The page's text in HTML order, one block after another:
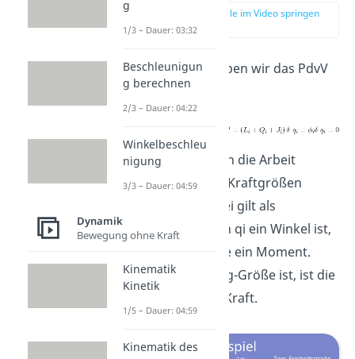
zur Stelle im Video springen
(01:03)
Allgemein schreiben wir das PdvV
als:
Li, Qi und Ji fassen die Arbeit
verursachenden Kraftgrößen
zusammen. Dabei gilt als
Faustregel: Wenn qi ein Winkel ist,
ist die Kraftgröße ein Moment.
Wenn qi eine Weg-Größe ist, ist die
Kraftgröße eine Kraft.
g
1/3 – Dauer: 03:32
Beschleunigun
g berechnen
2/3 – Dauer: 04:22
Winkelbeschleu
nigung
3/3 – Dauer: 04:59
Dynamik
Bewegung ohne Kraft
Kinematik
Kinetik
1/5 – Dauer: 04:59
Kinematik des